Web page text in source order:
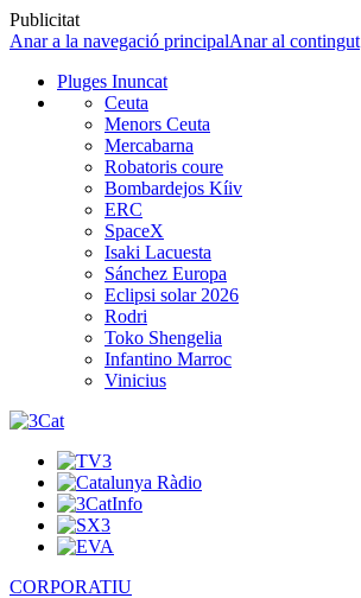
Publicitat
Anar a la navegació principalAnar al contingut
Pluges Inuncat
Ceuta
Menors Ceuta
Mercabarna
Robatoris coure
Bombardejos Kíiv
ERC
SpaceX
Isaki Lacuesta
Sánchez Europa
Eclipsi solar 2026
Rodri
Toko Shengelia
Infantino Marroc
Vinicius
CORPORATIU